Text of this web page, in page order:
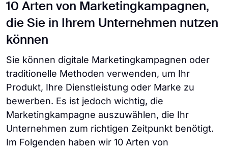
10 Arten von Marketingkampagnen,
die Sie in Ihrem Unternehmen nutzen
können
Sie können digitale Marketingkampagnen oder
traditionelle Methoden verwenden, um Ihr
Produkt, Ihre Dienstleistung oder Marke zu
bewerben. Es ist jedoch wichtig, die
Marketingkampagne auszuwählen, die Ihr
Unternehmen zum richtigen Zeitpunkt benötigt.
Im Folgenden haben wir 10 Arten von